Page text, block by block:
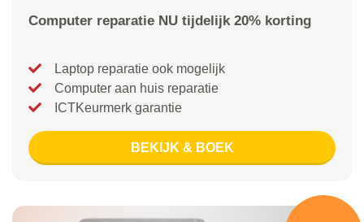
Computer reparatie NU tijdelijk 20% korting
Laptop reparatie ook mogelijk
Computer aan huis reparatie
ICTKeurmerk garantie
BEKIJK & BOEK